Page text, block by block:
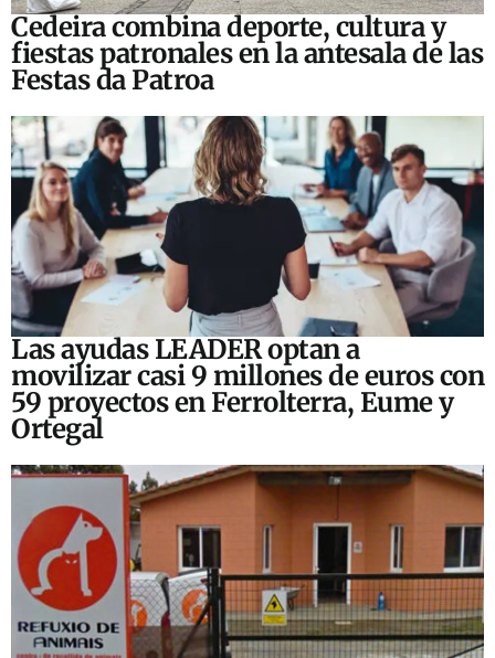
Cedeira combina deporte, cultura y
fiestas patronales en la antesala de las
Festas da Patroa
Las ayudas LEADER optan a
movilizar casi 9 millones de euros con
59 proyectos en Ferrolterra, Eume y
Ortegal